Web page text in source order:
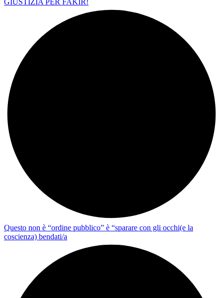
Questo non è “ordine pubblico” è “sparare con gli occhi(e la
coscienza) bendati/a